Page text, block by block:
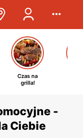
Czas na
grilla!
-
Ciebie